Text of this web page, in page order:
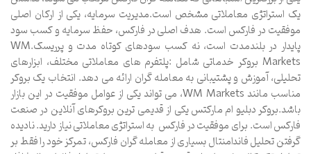
یک استراتژی معاملاتی مشخص است.مدیریت سرمایه، یکی از ارکان اصلی
موفقیت در فارکس است. هدف اصلی در فارکس، حفظ سرمایه و کسب سود
پایدار در بلندمدت است، نه کسب سودهای کوتاه مدت و پرریسک.WM
Markets بروکر خدماتی شامل :پلتفرم های معاملاتی مختلف، ابزارهای
تحلیلی، آموزش و پشتیبانی به معامله گران ارائه می دهد. انتخاب یک بروکر
مناسب مانند WM Markets، می تواند یکی از عوامل موفقیت در این بازار
باشد.بروکر دبلیو ام مارکتس یکی از قدیمی ترین بروکرهای آنلاین در صنعت
فارکس است. برای موفقیت در فارکس به استراتژی معاملاتی نیاز دارید. نادیده
گرفتن تحلیل فاندامنتال بسیاری از معامله گران فارکس، تمرکز خود را فقط بر